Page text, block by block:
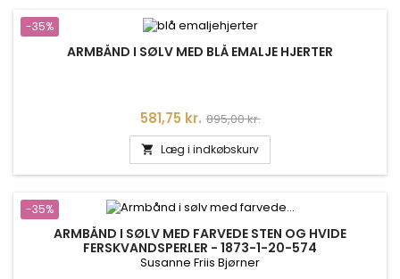
-35%
ARMBÅND I SØLV MED BLÅ EMALJE HJERTER
Pris
581,75 kr. Normalpris
895,00 kr.
 Læg i indkøbskurv
-35%
ARMBÅND I SØLV MED FARVEDE STEN OG HVIDE
FERSKVANDSPERLER - 1873-1-20-574
Susanne Friis Bjørner